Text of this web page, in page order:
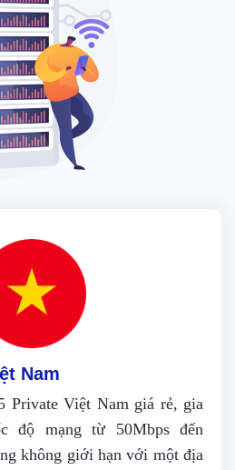
Nam
Private Việt Nam giá rẻ, gia
độ mạng từ 50Mbps đến
không giới hạn với một địa